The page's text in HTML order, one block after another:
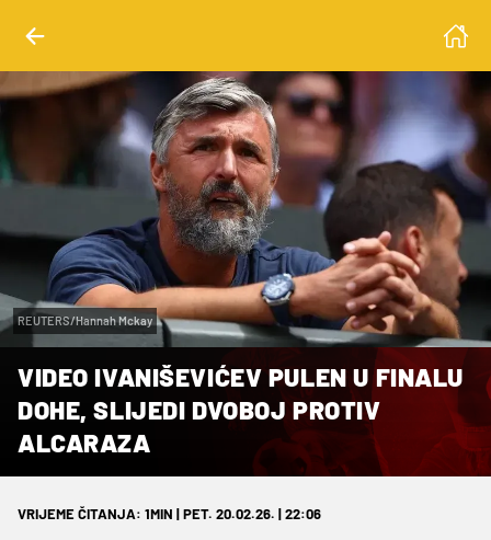
REUTERS/Hannah Mckay
VIDEO IVANIŠEVIĆEV PULEN U FINALU
DOHE, SLIJEDI DVOBOJ PROTIV
ALCARAZA
VRIJEME ČITANJA: 1MIN | PET. 20.02.26. | 22:06